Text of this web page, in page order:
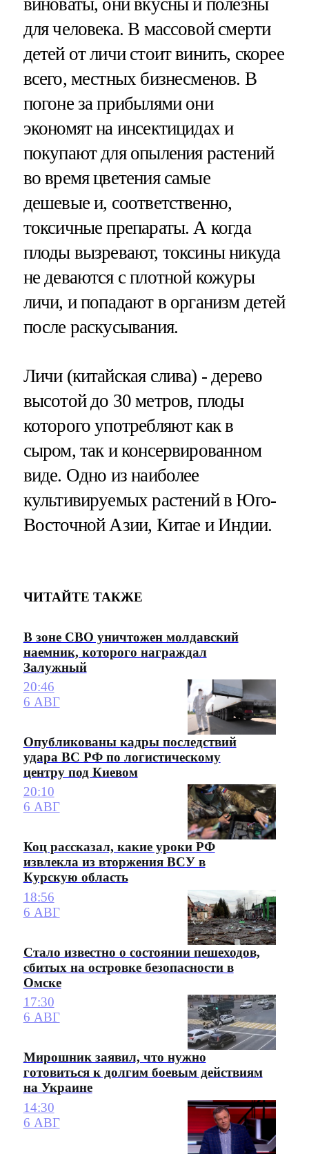
виноваты, они вкусны и полезны
для человека. В массовой смерти
детей от личи стоит винить, скорее
всего, местных бизнесменов. В
погоне за прибылями они
экономят на инсектицидах и
покупают для опыления растений
во время цветения самые
дешевые и, соответственно,
токсичные препараты. А когда
плоды вызревают, токсины никуда
не деваются с плотной кожуры
личи, и попадают в организм детей
после раскусывания.
Личи (китайская слива) - дерево
высотой до 30 метров, плоды
которого употребляют как в
сыром, так и консервированном
виде. Одно из наиболее
культивируемых растений в Юго-
Восточной Азии, Китае и Индии.
ЧИТАЙТЕ ТАКЖЕ
В зоне СВО уничтожен молдавский
наемник, которого награждал
Залужный
20:46
6 АВГ
Опубликованы кадры последствий
удара ВС РФ по логистическому
центру под Киевом
20:10
6 АВГ
Коц рассказал, какие уроки РФ
извлекла из вторжения ВСУ в
Курскую область
18:56
6 АВГ
Стало известно о состоянии пешеходов,
сбитых на островке безопасности в
Омске
17:30
6 АВГ
Мирошник заявил, что нужно
готовиться к долгим боевым действиям
на Украине
14:30
6 АВГ